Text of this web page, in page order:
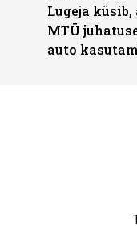
Lugeja
MTÜ
auto